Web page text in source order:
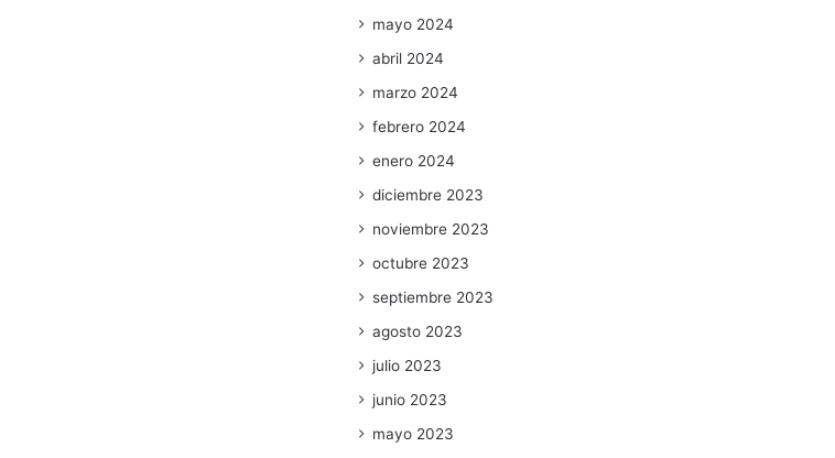
mayo 2024
abril 2024
marzo 2024
febrero 2024
enero 2024
diciembre 2023
noviembre 2023
octubre 2023
septiembre 2023
agosto 2023
julio 2023
junio 2023
mayo 2023